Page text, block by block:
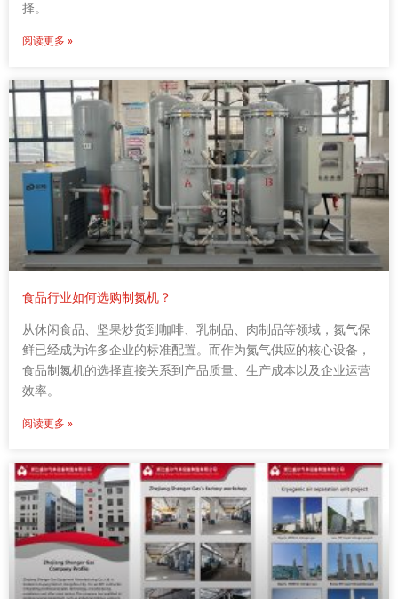
择。
阅读更多 »
食品行业如何选购制氮机？
从休闲食品、坚果炒货到咖啡、乳制品、肉制品等领域，氮气保
鲜已经成为许多企业的标准配置。而作为氮气供应的核心设备，
食品制氮机的选择直接关系到产品质量、生产成本以及企业运营
效率。
阅读更多 »